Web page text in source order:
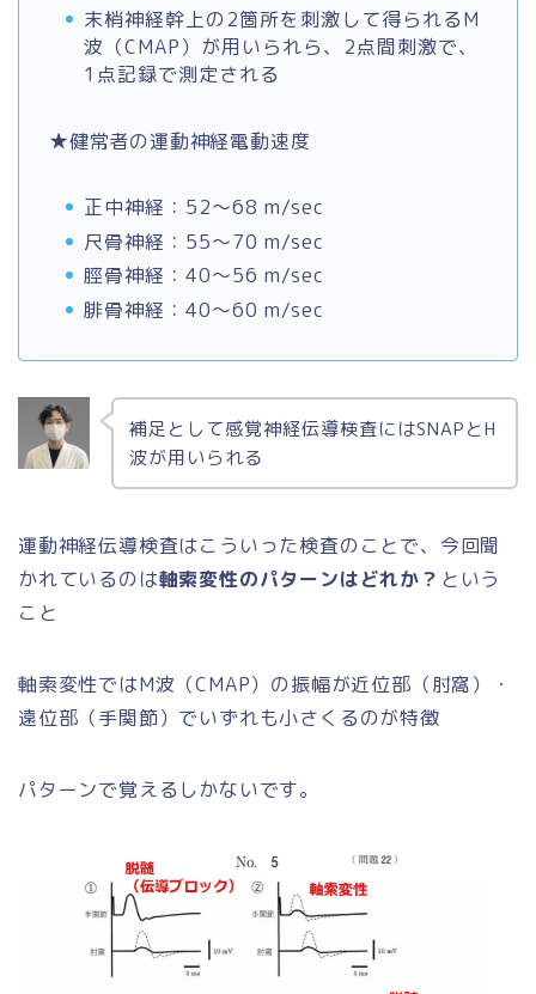
末梢神経幹上の2箇所を刺激して得られるM
波（CMAP）が用いられら、2点間刺激で、
1点記録で測定される
★健常者の運動神経電動速度
正中神経：52～68 m/sec
尺骨神経：55～70 m/sec
脛骨神経：40～56 m/sec
腓骨神経：40～60 m/sec
補足として感覚神経伝導検査にはSNAPとH
波が用いられる
運動神経伝導検査はこういった検査のことで、今回聞
かれているのは軸索変性のパターンはどれか？ という
こと
軸索変性ではM波（CMAP）の振幅が近位部（肘窩）・
遠位部（手関節）でいずれも小さくるのが特徴
パターンで覚えるしかないです。